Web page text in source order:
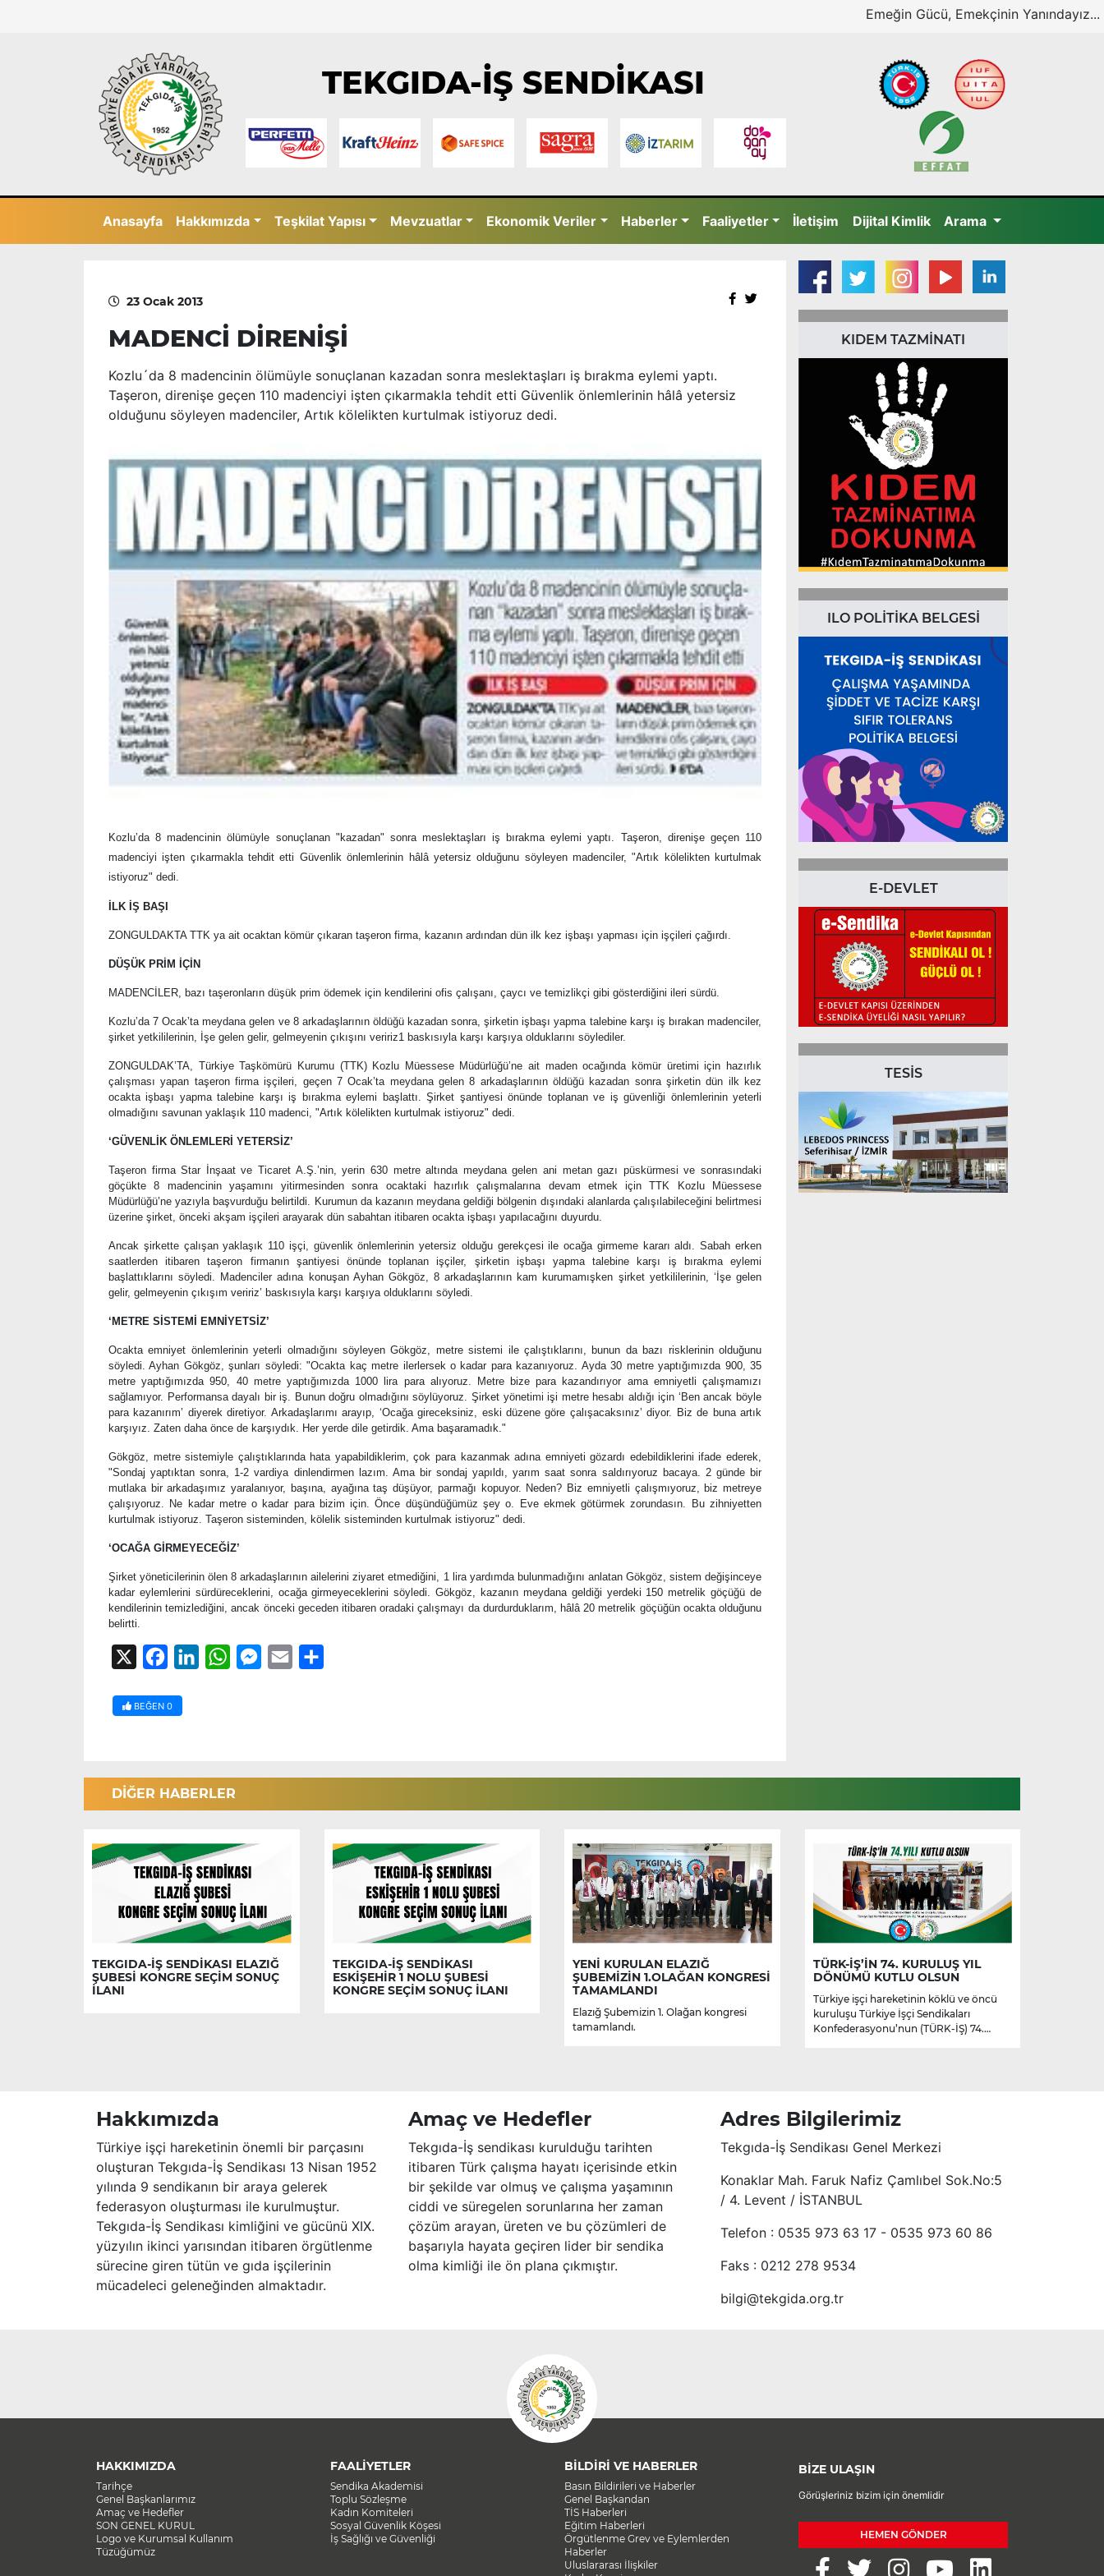
Emeğin Gücü, Emekçinin Yanındayız...
TEKGIDA-İŞ SENDİKASI
Anasayfa Hakkımızda Teşkilat Yapısı Mevzuatlar Ekonomik Veriler Haberler Faaliyetler İletişim Dijital Kimlik Arama
23 Ocak 2013
MADENCİ DİRENİŞİ
Kozlu´da 8 madencinin ölümüyle sonuçlanan kazadan sonra meslektaşları iş bırakma eylemi yaptı.
Taşeron, direnişe geçen 110 madenciyi işten çıkarmakla tehdit etti Güvenlik önlemlerinin hâlâ yetersiz
olduğunu söyleyen madenciler, Artık kölelikten kurtulmak istiyoruz dedi.
Kozlu’da 8 madencinin ölümüyle sonuçlanan "kazadan" sonra meslektaşları iş bırakma eylemi yaptı. Taşeron, direnişe geçen 110
madenciyi işten çıkarmakla tehdit etti Güvenlik önlemlerinin hâlâ yetersiz olduğunu söyleyen madenciler, "Artık kölelikten kurtulmak
istiyoruz" dedi.
İLK İŞ BAŞI
ZONGULDAKTA TTK ya ait ocaktan kömür çıkaran taşeron firma, kazanın ardından dün ilk kez işbaşı yapması için işçileri çağırdı.
DÜŞÜK PRİM İÇİN
MADENCİLER, bazı taşeronların düşük prim ödemek için kendilerini ofis çalışanı, çaycı ve temizlikçi gibi gösterdiğini ileri sürdü.
Kozlu’da 7 Ocak’ta meydana gelen ve 8 arkadaşlarının öldüğü kazadan sonra, şirketin işbaşı yapma talebine karşı iş bırakan madenciler,
şirket yetkililerinin, İşe gelen gelir, gelmeyenin çıkışını veririz1 baskısıyla karşı karşıya olduklarını söylediler.
ZONGULDAK’TA, Türkiye Taşkömürü Kurumu (TTK) Kozlu Müessese Müdürlüğü’ne ait maden ocağında kömür üretimi için hazırlık
çalışması yapan taşeron firma işçileri, geçen 7 Ocak’ta meydana gelen 8 arkadaşlarının öldüğü kazadan sonra şirketin dün ilk kez
ocakta işbaşı yapma talebine karşı iş bırakma eylemi başlattı. Şirket şantiyesi önünde toplanan ve iş güvenliği önlemlerinin yeterli
olmadığını savunan yaklaşık 110 madenci, "Artık kölelikten kurtulmak istiyoruz" dedi.
‘GÜVENLİK ÖNLEMLERİ YETERSİZ’
Taşeron firma Star İnşaat ve Ticaret A.Ş.’nin, yerin 630 metre altında meydana gelen ani metan gazı püskürmesi ve sonrasındaki
göçükte 8 madencinin yaşamını yitirmesinden sonra ocaktaki hazırlık çalışmalarına devam etmek için TTK Kozlu Müessese
Müdürlüğü’ne yazıyla başvurduğu belirtildi. Kurumun da kazanın meydana geldiği bölgenin dışındaki alanlarda çalışılabileceğini belirtmesi
üzerine şirket, önceki akşam işçileri arayarak dün sabahtan itibaren ocakta işbaşı yapılacağını duyurdu.
Ancak şirkette çalışan yaklaşık 110 işçi, güvenlik önlemlerinin yetersiz olduğu gerekçesi ile ocağa girmeme kararı aldı. Sabah erken
saatlerden itibaren taşeron firmanın şantiyesi önünde toplanan işçiler, şirketin işbaşı yapma talebine karşı iş bırakma eylemi
başlattıklarını söyledi. Madenciler adına konuşan Ayhan Gökgöz, 8 arkadaşlarının kam kurumamışken şirket yetkililerinin, ‘İşe gelen
gelir, gelmeyenin çıkışım veririz’ baskısıyla karşı karşıya olduklarını söyledi.
‘METRE SİSTEMİ EMNİYETSİZ’
Ocakta emniyet önlemlerinin yeterli olmadığını söyleyen Gökgöz, metre sistemi ile çalıştıklarını, bunun da bazı risklerinin olduğunu
söyledi. Ayhan Gökgöz, şunları söyledi: "Ocakta kaç metre ilerlersek o kadar para kazanıyoruz. Ayda 30 metre yaptığımızda 900, 35
metre yaptığımızda 950, 40 metre yaptığımızda 1000 lira para alıyoruz. Metre bize para kazandırıyor ama emniyetli çalışmamızı
sağlamıyor. Performansa dayalı bir iş. Bunun doğru olmadığını söylüyoruz. Şirket yönetimi işi metre hesabı aldığı için ‘Ben ancak böyle
para kazanırım’ diyerek diretiyor. Arkadaşlarımı arayıp, ‘Ocağa gireceksiniz, eski düzene göre çalışacaksınız’ diyor. Biz de buna artık
karşıyız. Zaten daha önce de karşıydık. Her yerde dile getirdik. Ama başaramadık."
Gökgöz, metre sistemiyle çalıştıklarında hata yapabildiklerim, çok para kazanmak adına emniyeti gözardı edebildiklerini ifade ederek,
"Sondaj yaptıktan sonra, 1-2 vardiya dinlendirmen lazım. Ama bir sondaj yapıldı, yarım saat sonra saldırıyoruz bacaya. 2 günde bir
mutlaka bir arkadaşımız yaralanıyor, başına, ayağına taş düşüyor, parmağı kopuyor. Neden? Biz emniyetli çalışmıyoruz, biz metreye
çalışıyoruz. Ne kadar metre o kadar para bizim için. Önce düşündüğümüz şey o. Eve ekmek götürmek zorundasın. Bu zihniyetten
kurtulmak istiyoruz. Taşeron sisteminden, kölelik sisteminden kurtulmak istiyoruz" dedi.
‘OCAĞA GİRMEYECEĞİZ’
Şirket yöneticilerinin ölen 8 arkadaşlarının ailelerini ziyaret etmediğini, 1 lira yardımda bulunmadığını anlatan Gökgöz, sistem değişinceye
kadar eylemlerini sürdüreceklerini, ocağa girmeyeceklerini söyledi. Gökgöz, kazanın meydana geldiği yerdeki 150 metrelik göçüğü de
kendilerinin temizlediğini, ancak önceki geceden itibaren oradaki çalışmayı da durdurduklarım, hâlâ 20 metrelik göçüğün ocakta olduğunu
belirtti.
FacebookLinkedInWhatsAppMessenger
Email
BEĞEN 0
KIDEM TAZMİNATI
ILO POLİTİKA BELGESİ
E-DEVLET
TESİS
DİĞER HABERLER
TEKGIDA-İŞ SENDİKASI ELAZIĞ
ŞUBESİ KONGRE SEÇİM SONUÇ
İLANI
TEKGIDA-İŞ SENDİKASI
ESKİŞEHİR 1 NOLU ŞUBESİ
KONGRE SEÇİM SONUÇ İLANI
YENİ KURULAN ELAZIĞ
ŞUBEMİZİN 1.OLAĞAN KONGRESİ
TAMAMLANDI
Elazığ Şubemizin 1. Olağan kongresi
tamamlandı.
TÜRK-İŞ’İN 74. KURULUŞ YIL
DÖNÜMÜ KUTLU OLSUN
Türkiye işçi hareketinin köklü ve öncü
kuruluşu Türkiye İşçi Sendikaları
Konfederasyonu’nun (TÜRK-İŞ) 74.
Hakkımızda
Türkiye işçi hareketinin önemli bir parçasını
oluşturan Tekgıda-İş Sendikası 13 Nisan 1952
yılında 9 sendikanın bir araya gelerek
federasyon oluşturması ile kurulmuştur.
Tekgıda-İş Sendikası kimliğini ve gücünü XIX.
yüzyılın ikinci yarısından itibaren örgütlenme
sürecine giren tütün ve gıda işçilerinin
mücadeleci geleneğinden almaktadır.
Amaç ve Hedefler
Tekgıda-İş sendikası kurulduğu tarihten
itibaren Türk çalışma hayatı içerisinde etkin
bir şekilde var olmuş ve çalışma yaşamının
ciddi ve süregelen sorunlarına her zaman
çözüm arayan, üreten ve bu çözümleri de
başarıyla hayata geçiren lider bir sendika
olma kimliği ile ön plana çıkmıştır.
Adres Bilgilerimiz
Tekgıda-İş Sendikası Genel Merkezi
Konaklar Mah. Faruk Nafiz Çamlıbel Sok.No:5
/ 4. Levent / İSTANBUL
Telefon : 0535 973 63 17 - 0535 973 60 86
Faks : 0212 278 9534
bilgi@tekgida.org.tr
HAKKIMIZDA
Tarihçe
Genel Başkanlarımız
Amaç ve Hedefler
SON GENEL KURUL
Logo ve Kurumsal Kullanım
Tüzüğümüz
FAALİYETLER
Sendika Akademisi
Toplu Sözleşme
Kadın Komiteleri
Sosyal Güvenlik Köşesi
İş Sağlığı ve Güvenliği
BİLDİRİ VE HABERLER
Basın Bildirileri ve Haberler
Genel Başkandan
TİS Haberleri
Eğitim Haberleri
Örgütlenme Grev ve Eylemlerden
Haberler
Uluslararası İlişkiler
BİZE ULAŞIN
Görüşleriniz bizim için önemlidir
HEMEN GÖNDER